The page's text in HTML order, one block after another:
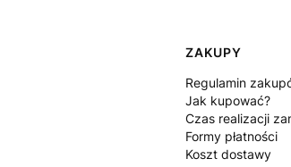
ZAKUPY
Regulamin
Jak kupować?
Czas realizacji
Formy płatności
Koszt dostawy